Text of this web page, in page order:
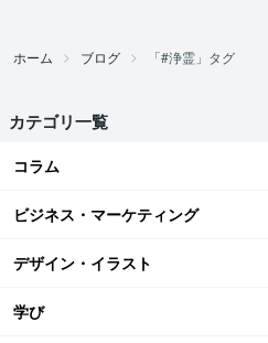
ホーム ブログ 「#浄霊」タグ
カテゴリ一覧
コラム
ビジネス・マーケティング
デザイン・イラスト
学び